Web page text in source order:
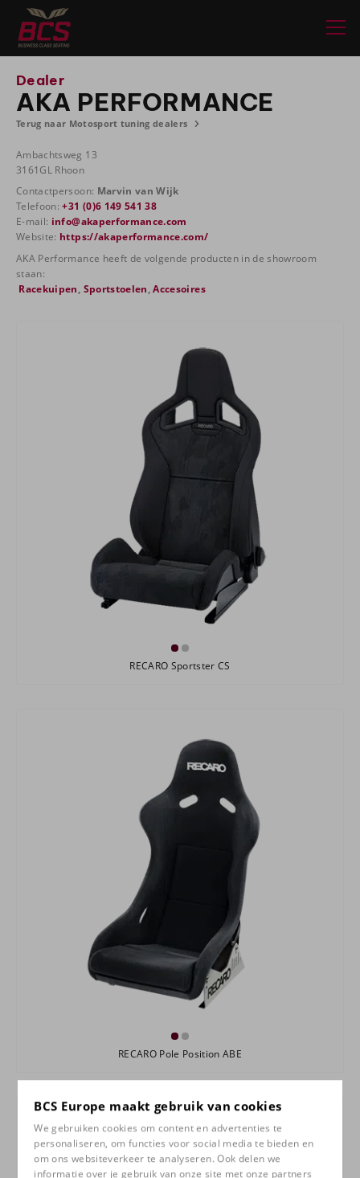
BCS Europe maakt gebruik van cookies
We gebruiken cookies om content en advertenties te
personaliseren, om functies voor social media te bieden en
om ons websiteverkeer te analyseren. Ook delen we
informatie over je gebruik van onze site met onze partners
Dealer
AKA PERFORMANCE
Terug naar Motosport tuning dealers
Ambachtsweg 13
3161GL Rhoon
Contactpersoon: Marvin van Wijk
Telefoon:+31 (0)6 149 541 38
E-mail: info@akaperformance.com
Website: https://akaperformance.com/
AKA Performance heeft de volgende producten in de showroom
staan:
Racekuipen Sportstoelen ,Accesoires
RECARO Sportster CS
RECARO Pole Position ABE